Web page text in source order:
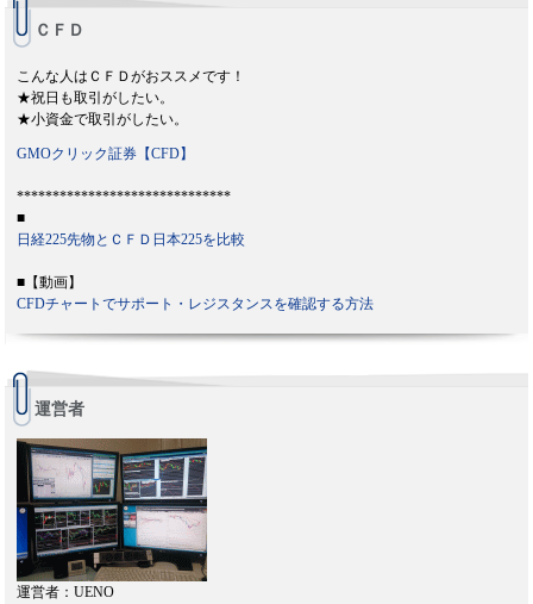
ＣＦＤ
こんな人はＣＦＤがおススメです！
★祝日も取引がしたい。
★小資金で取引がしたい。
GMOクリック証券【CFD】
******************************
■
日経225先物とＣＦＤ日本225を比較
■【動画】
CFDチャートでサポート・レジスタンスを確認する方法
運営者
運営者：UENO